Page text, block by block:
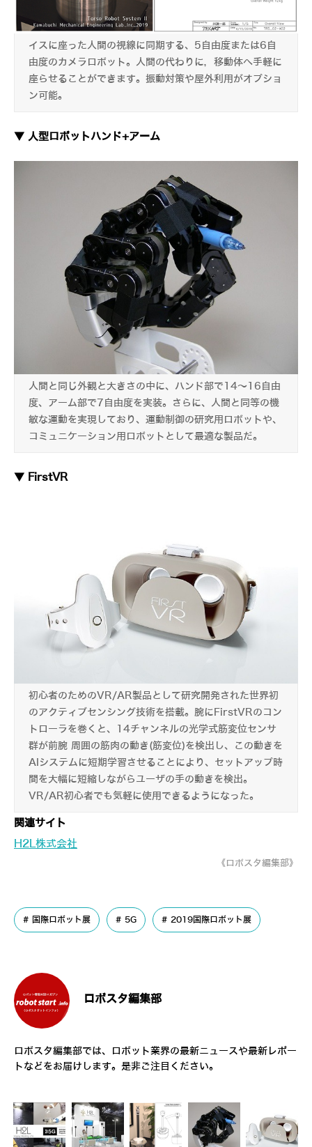
イスに座った人間の視線に同期する、5自由度または6自
由度のカメラロボット。人間の代わりに，移動体へ手軽に
座らせることができます。振動対策や屋外利用がオプショ
ン可能。
▼ 人型ロボットハンド+アーム
人間と同じ外観と大きさの中に、ハンド部で14～16自由
度、アーム部で7自由度を実装。さらに、人間と同等の機
敏な運動を実現しており、運動制御の研究用ロボットや、
コミュニケーション用ロボットとして最適な製品だ。
▼ FirstVR
初心者のためのVR/AR製品として研究開発された世界初
のアクティブセンシング技術を搭載。腕にFirstVRのコン
トローラを巻くと、14チャンネルの光学式筋変位センサ
群が前腕 周囲の筋肉の動き(筋変位)を検出し、この動きを
AIシステムに短期学習させることにより、セットアップ時
間を大幅に短縮しながらユーザの手の動きを検出。
VR/AR初心者でも気軽に使用できるようになった。
関連サイト
H2L株式会社
《ロボスタ編集部》
国際ロボット展 5G 2019国際ロボット展
ロボスタ編集部
ロボスタ編集部では、ロボット業界の最新ニュースや最新レポー
トなどをお届けします。是非ご注目ください。